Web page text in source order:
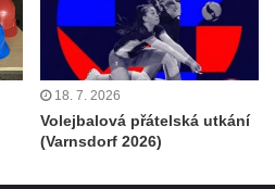
18. 7. 2026
Volejbalová přátelská utkání
(Varnsdorf 2026)